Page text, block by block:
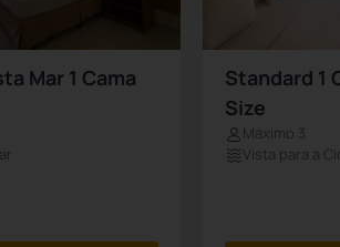
Mar 1 Cama
Standard 1
Size
Máximo 3
Vista para a